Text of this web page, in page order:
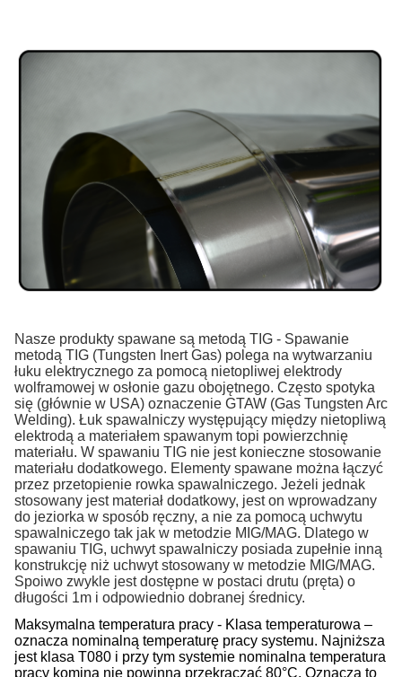
Nasze produkty spawane są metodą TIG - Spawanie
metodą TIG (Tungsten Inert Gas) polega na wytwarzaniu
łuku elektrycznego za pomocą nietopliwej elektrody
wolframowej w osłonie gazu obojętnego. Często spotyka
się (głównie w USA) oznaczenie GTAW (Gas Tungsten Arc
Welding). Łuk spawalniczy występujący między nietopliwą
elektrodą a materiałem spawanym topi powierzchnię
materiału. W spawaniu TIG nie jest konieczne stosowanie
materiału dodatkowego. Elementy spawane można łączyć
przez przetopienie rowka spawalniczego. Jeżeli jednak
stosowany jest materiał dodatkowy, jest on wprowadzany
do jeziorka w sposób ręczny, a nie za pomocą uchwytu
spawalniczego tak jak w metodzie MIG/MAG. Dlatego w
spawaniu TIG, uchwyt spawalniczy posiada zupełnie inną
konstrukcję niż uchwyt stosowany w metodzie MIG/MAG.
Spoiwo zwykle jest dostępne w postaci drutu (pręta) o
długości 1m i odpowiednio dobranej średnicy.
Maksymalna temperatura pracy - Klasa temperaturowa –
oznacza nominalną temperaturę pracy systemu. Najniższa
jest klasa T080 i przy tym systemie nominalna temperatura
pracy komina nie powinna przekraczać 80°C. Oznacza to